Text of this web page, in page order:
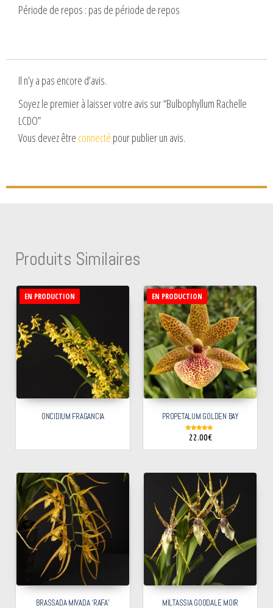
Période de repos : pas de période de repos
Il n’y a pas encore d’avis.
Soyez le premier à laisser votre avis sur “Bulbophyllum Rachelle
LCDO”
Vous devez être connecté pour publier un avis.
Produits Similaires
EN PRODUCTION
ONCIDIUM FRAGANCIA
EN PRODUCTION
PROPETALUM GOLDEN BAY
Note
5.00
22.00€
BRASSADA MIVADA ‘RAFA’
MILTASSIA GOODALE MOIR